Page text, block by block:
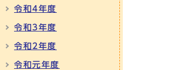
令和4年度
令和3年度
令和2年度
令和元年度